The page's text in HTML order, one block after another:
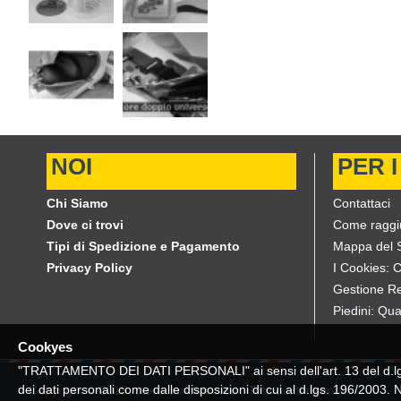
NOI
Chi Siamo
Dove ci trovi
Tipi di Spedizione e Pagamento
Privacy Policy
PER
Contattaci
Come
Mappa del
I Cookies:
Gestione
Piedini:
Copyright © 2019, store.candiotto.eu , Tutti diritti riservati
Cookyes
"TRATTAMENTO DEI DATI PERSONALI" ai sensi dell'art. 13 del
dei dati personali come dalle disposizioni di cui al d.lgs. 196/2003.